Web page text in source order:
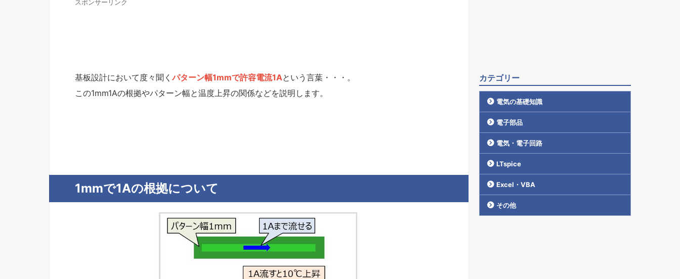
スポンサーリンク
基板設計において度々聞く パターン幅1mmで許容電流1Aという言葉・・・。
この1mm1Aの根拠やパターン幅と温度上昇の関係などを説明します。
1mmで1Aの根拠について
カテゴリー
電気の基礎知識
電子部品
電気・電子回路
LTspice
Excel・VBA
その他